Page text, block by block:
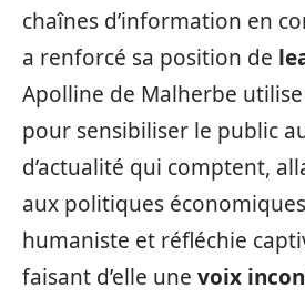
chaînes d’information en
a renforcé sa position de
Apolline de Malherbe
pour sensibiliser le public
d’actualité qui comptent,
aux politiques
humaniste et réfléchie
faisant d’elle une voix